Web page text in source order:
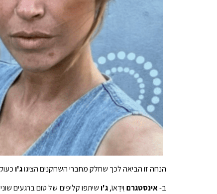
הנחה זו הביאה לכך שחלק מחברי השחקנים הציגוג'ו
ב-אינסטגרם וִידֵאוֹ,ג'ושיתפו קליפים של טום ברגעים